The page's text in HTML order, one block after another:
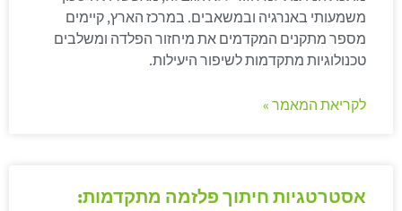
משמעותי באנרגיה ובמשאבים. במרכז הארץ, קיימים
מספר מתקנים המקדמים את מיחזור הפלדה ומשלבים
טכנולוגיות מתקדמות לשיפור היעילות.
לקריאת המאמר »
אסטרטגיות חיתוך פלזמה מתקדמות: